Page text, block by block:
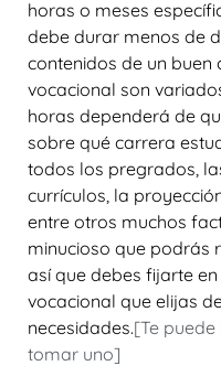
horas o meses
debe durar menos de
contenidos de un buen
vocacional son
horas dependerá de
sobre qué carrera
todos los pregrados,
currículos, la
entre otros muchos
minucioso que podrás
así que debes fijarte
vocacional que elijas
necesidades.[Te
tomar uno]